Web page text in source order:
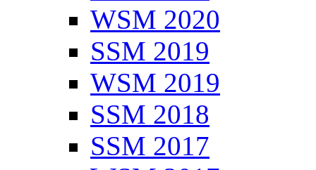
WSM 2020
SSM 2019
WSM 2019
SSM 2018
SSM 2017